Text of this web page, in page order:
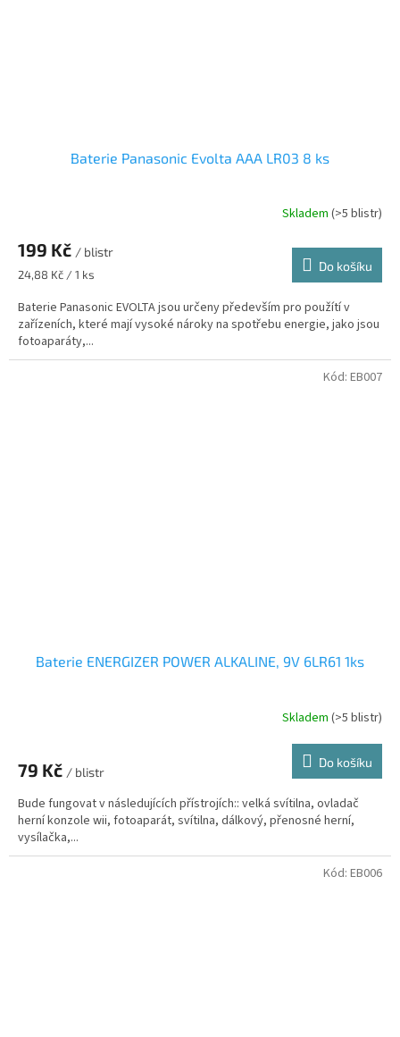
Baterie Panasonic Evolta AAA LR03 8 ks
Skladem (>5 blistr)
199 Kč / blistr
Měrná
24,88 Kč / 1 ks
Do košíku
Baterie Panasonic EVOLTA jsou určeny především pro použítí v
zařízeních, které mají vysoké nároky na spotřebu energie, jako jsou
fotoaparáty,...
Baterie ENERGIZER POWER ALKALINE, 9V 6LR61 1ks
Skladem (>5 blistr)
79 Kč / blistr
Do košíku
Bude fungovat v následujících přístrojích:: velká svítilna, ovladač
herní konzole wii, fotoaparát, svítilna, dálkový, přenosné herní,
vysílačka,...
Kód: EB007
Kód: EB006